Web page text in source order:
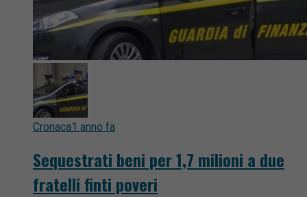
Cronaca1 anno fa
Sequestrati beni per 1,7 milioni a due
fratelli finti poveri